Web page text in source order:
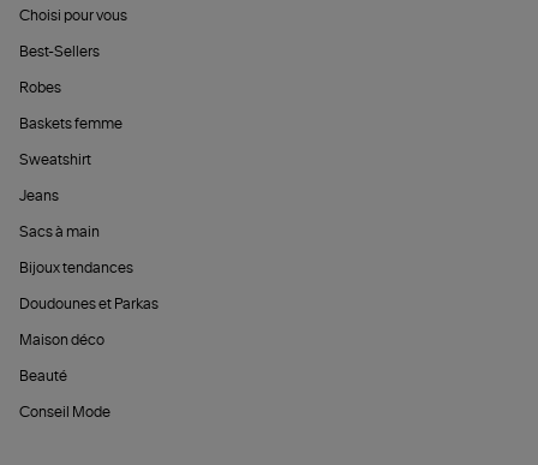
Choisi pour vous
Best-Sellers
Robes
Baskets femme
Sweatshirt
Jeans
Sacs à main
Bijoux tendances
Doudounes et Parkas
Maison déco
Beauté
Conseil Mode